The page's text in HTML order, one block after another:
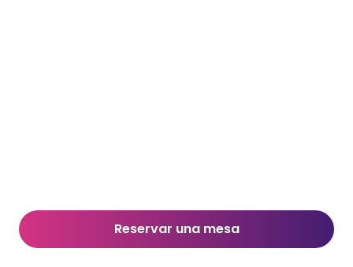
Reservar una mesa